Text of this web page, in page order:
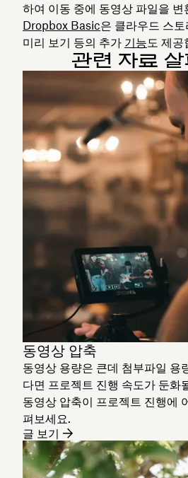
하여 이동 중에 동영상 파일을
Dropbox Basic은 클라우드 스
미리 보기 등의 추가 기능도 제공
관련 자료
동영상 압축
동영상 용량은 큰데 첨부파일 용
다면 프로젝트 진행 속도가 둔화
동영상 압축이 프로젝트 진행에
펴보세요.
글 보기